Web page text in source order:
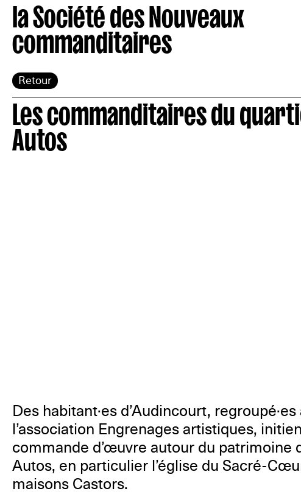
la Société des Nouveaux
commanditaires
Retour
Les commanditaires du
Autos
Des habitant·es d’Audincourt,
l’association Engrenages artistiques,
commande d’œuvre autour du patrimoine
Autos, en particulier l’église du Sacré-
maisons Castors.